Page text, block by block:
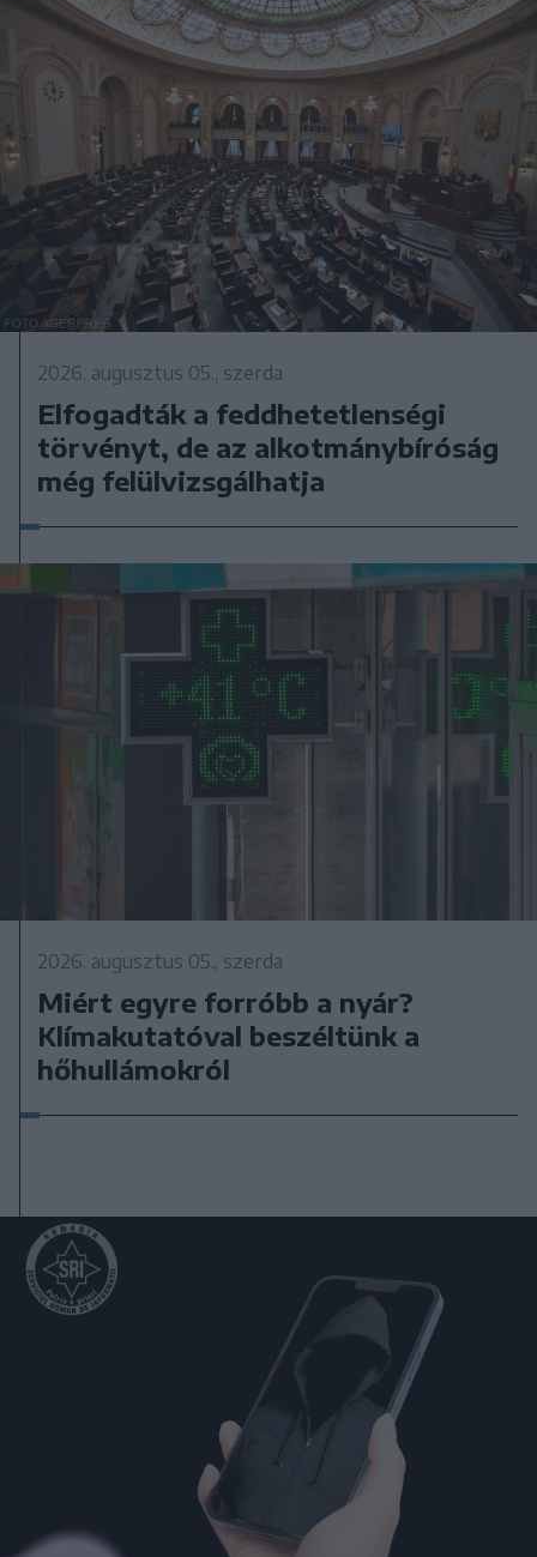
2026. augusztus 05., szerda
Elfogadták a feddhetetlenségi
törvényt, de az alkotmánybíróság
még felülvizsgálhatja
2026. augusztus 05., szerda
Miért egyre forróbb a nyár?
Klímakutatóval beszéltünk a
hőhullámokról